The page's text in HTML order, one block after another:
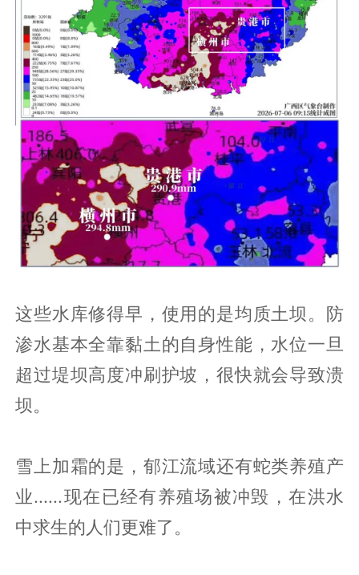
这些水库修得早，使用的是均质土坝。防
渗水基本全靠黏土的自身性能，水位一旦
超过堤坝高度冲刷护坡，很快就会导致溃
坝。
雪上加霜的是，郁江流域还有蛇类养殖产
业......现在已经有养殖场被冲毁，在洪水
中求生的人们更难了。